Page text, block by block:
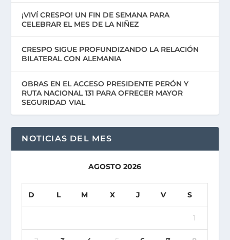
¡VIVÍ CRESPO! UN FIN DE SEMANA PARA
CELEBRAR EL MES DE LA NIÑEZ
CRESPO SIGUE PROFUNDIZANDO LA RELACIÓN
BILATERAL CON ALEMANIA
OBRAS EN EL ACCESO PRESIDENTE PERÓN Y
RUTA NACIONAL 131 PARA OFRECER MAYOR
SEGURIDAD VIAL
NOTICIAS DEL MES
AGOSTO 2026
D L M X J V S
1